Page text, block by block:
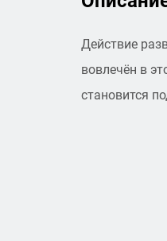
Действие
вовлечён в
становится